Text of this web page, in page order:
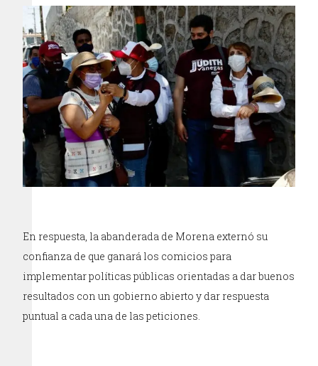
En respuesta, la abanderada de Morena externó su
confianza de que ganará los comicios para
implementar políticas públicas orientadas a dar buenos
resultados con un gobierno abierto y dar respuesta
puntual a cada una de las peticiones.